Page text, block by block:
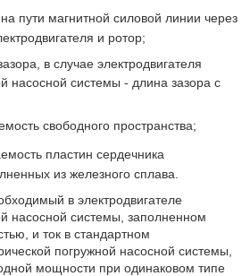
пути магнитной силовой линии через
и ротор;
в случае электродвигателя
насосной системы - длина зазора с
свободного пространства;
пластин сердечника
из железного сплава.
в электродвигателе
насосной системы, заполненном
и ток в стандартном
погружной насосной системы,
мощности при одинаковом типе